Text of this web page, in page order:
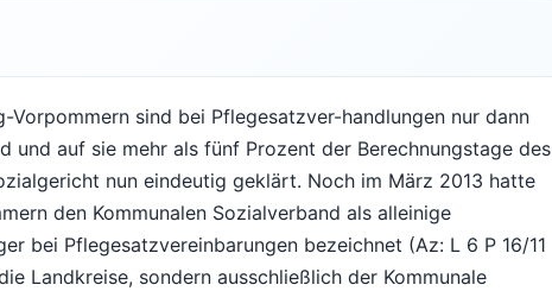
sind bei Pflegesatzver-handlungen nur dann
und auf sie mehr als fünf Prozent der Berechnungstage des
nun eindeutig geklärt. Noch im März 2013 hatte
den Kommunalen Sozialverband als alleinige
bei Pflegesatzvereinbarungen bezeichnet (Az: L 6 P 16/11
Landkreise, sondern ausschließlich der Kommunale